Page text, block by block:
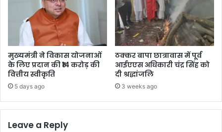
मुख्यमंत्री ने विकास योजनाओं
के लिए प्रदान की ₹14 करोड़ की
वित्तीय स्वीकृति
5 days ago
ठक्कर बापा छात्रावास में पूर्व
आईएएस अधिकारी चंद्र सिंह को
दी श्रद्धांजलि
3 weeks ago
Leave a Reply